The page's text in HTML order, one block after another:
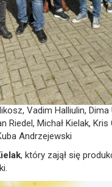
Vadim Halliulin,
Riedel, Michał Kielak, Kris
Andrzejewski
, który zajął się